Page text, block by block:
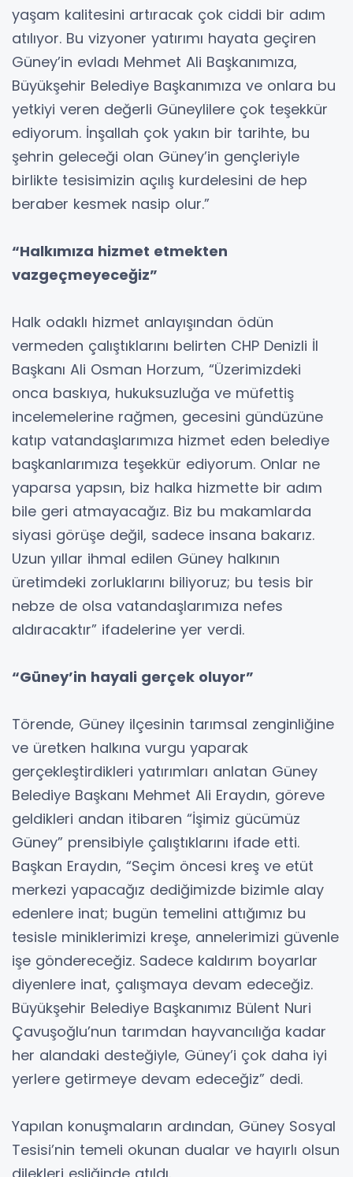
yaşam kalitesini artıracak çok ciddi bir adım
atılıyor. Bu vizyoner yatırımı hayata geçiren
Güney’in evladı Mehmet Ali Başkanımıza,
Büyükşehir Belediye Başkanımıza ve onlara bu
yetkiyi veren değerli Güneylilere çok teşekkür
ediyorum. İnşallah çok yakın bir tarihte, bu
şehrin geleceği olan Güney’in gençleriyle
birlikte tesisimizin açılış kurdelesini de hep
beraber kesmek nasip olur.”
“Halkımıza hizmet etmekten
vazgeçmeyeceğiz”
Halk odaklı hizmet anlayışından ödün
vermeden çalıştıklarını belirten CHP Denizli İl
Başkanı Ali Osman Horzum, “Üzerimizdeki
onca baskıya, hukuksuzluğa ve müfettiş
incelemelerine rağmen, gecesini gündüzüne
katıp vatandaşlarımıza hizmet eden belediye
başkanlarımıza teşekkür ediyorum. Onlar ne
yaparsa yapsın, biz halka hizmette bir adım
bile geri atmayacağız. Biz bu makamlarda
siyasi görüşe değil, sadece insana bakarız.
Uzun yıllar ihmal edilen Güney halkının
üretimdeki zorluklarını biliyoruz; bu tesis bir
nebze de olsa vatandaşlarımıza nefes
aldıracaktır” ifadelerine yer verdi.
“Güney’in hayali gerçek oluyor”
Törende, Güney ilçesinin tarımsal zenginliğine
ve üretken halkına vurgu yaparak
gerçekleştirdikleri yatırımları anlatan Güney
Belediye Başkanı Mehmet Ali Eraydın, göreve
geldikleri andan itibaren “İşimiz gücümüz
Güney” prensibiyle çalıştıklarını ifade etti.
Başkan Eraydın, “Seçim öncesi kreş ve etüt
merkezi yapacağız dediğimizde bizimle alay
edenlere inat; bugün temelini attığımız bu
tesisle miniklerimizi kreşe, annelerimizi güvenle
işe göndereceğiz. Sadece kaldırım boyarlar
diyenlere inat, çalışmaya devam edeceğiz.
Büyükşehir Belediye Başkanımız Bülent Nuri
Çavuşoğlu’nun tarımdan hayvancılığa kadar
her alandaki desteğiyle, Güney’i çok daha iyi
yerlere getirmeye devam edeceğiz” dedi.
Yapılan konuşmaların ardından, Güney Sosyal
Tesisi’nin temeli okunan dualar ve hayırlı olsun